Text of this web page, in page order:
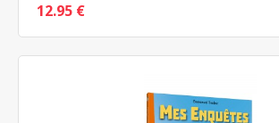
12.95 €